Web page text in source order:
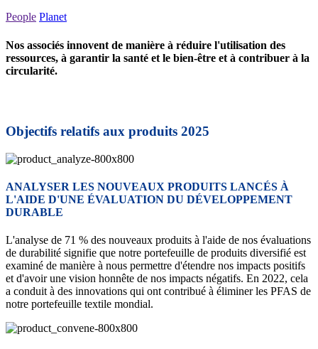
People Planet
Nos associés innovent de manière à réduire l'utilisation des
ressources, à garantir la santé et le bien-être et à contribuer à la
circularité.
Objectifs relatifs aux produits 2025
ANALYSER LES NOUVEAUX PRODUITS LANCÉS À
L'AIDE D'UNE ÉVALUATION DU DÉVELOPPEMENT
DURABLE
L'analyse de 71 % des nouveaux produits à l'aide de nos évaluations
de durabilité signifie que notre portefeuille de produits diversifié est
examiné de manière à nous permettre d'étendre nos impacts positifs
et d'avoir une vision honnête de nos impacts négatifs. En 2022, cela
a conduit à des innovations qui ont contribué à éliminer les PFAS de
notre portefeuille textile mondial.